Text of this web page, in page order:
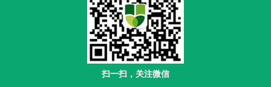
扫一扫，关注微信